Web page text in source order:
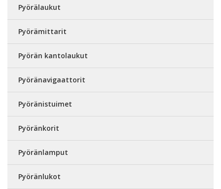
Pyörälaukut
Pyörämittarit
Pyörän kantolaukut
Pyöränavigaattorit
Pyöränistuimet
Pyöränkorit
Pyöränlamput
Pyöränlukot